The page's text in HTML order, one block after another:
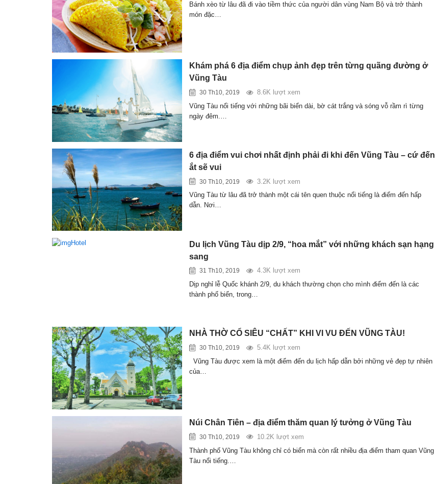
Bánh xèo từ lâu đã đi vào tiềm thức của người dân vùng Nam Bộ và trở thành
món đặc…
Khám phá 6 địa điểm chụp ảnh đẹp trên từng quãng đường ở
Vũng Tàu
30 Th10, 2019
8.6K lượt xem
Vũng Tàu nổi tiếng với những bãi biển dài, bờ cát trắng và sóng vỗ rầm rì từng
ngày đêm.…
6 địa điểm vui chơi nhất định phải đi khi đến Vũng Tàu – cứ đến
ắt sẽ vui
30 Th10, 2019
3.2K lượt xem
Vũng Tàu từ lâu đã trở thành một cái tên quen thuộc nổi tiếng là điểm đến hấp
dẫn. Nơi…
Du lịch Vũng Tàu dịp 2/9, “hoa mắt” với những khách sạn hạng
sang
31 Th10, 2019
4.3K lượt xem
Dịp nghỉ lễ Quốc khánh 2/9, du khách thường chọn cho mình điểm đến là các
thành phố biển, trong…
NHÀ THỜ CỔ SIÊU “CHẤT” KHI VI VU ĐẾN VŨNG TÀU!
30 Th10, 2019
5.4K lượt xem
Vũng Tàu được xem là một điểm đến du lịch hấp dẫn bởi những vẻ đẹp tự nhiên
của…
Núi Chân Tiên – địa điểm thăm quan lý tưởng ở Vũng Tàu
30 Th10, 2019
10.2K lượt xem
Thành phố Vũng Tàu không chỉ có biển mà còn rất nhiều địa điểm tham quan Vũng
Tàu nổi tiếng.…